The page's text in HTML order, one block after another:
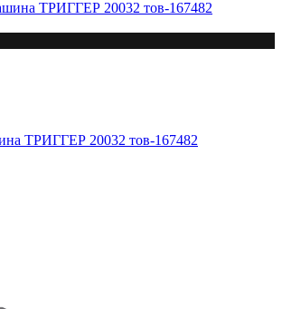
ТРИГГЕР 20032 тов-167482